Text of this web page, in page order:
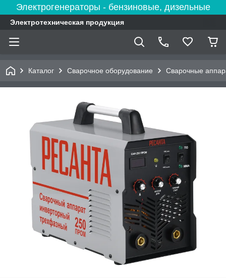
Электрогенераторы - бензиновые, дизельные
Электротехническая продукция
Каталог Сварочное оборудование Сварочные